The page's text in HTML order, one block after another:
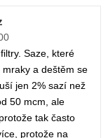
Saze, které
a deštěm se
jen 2% sazí než
50 mcm, ale
tak často
protože na